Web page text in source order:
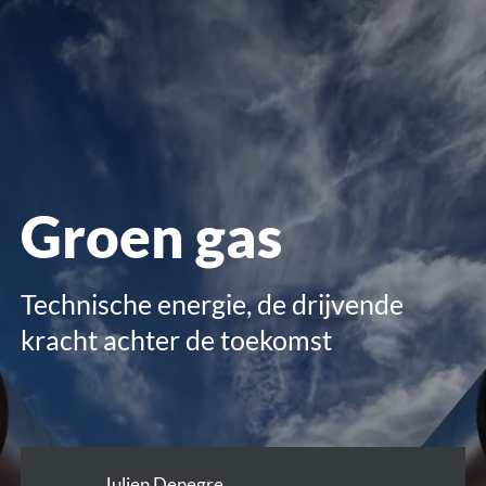
openen
Groen gas
Technische energie, de drijvende
kracht achter de toekomst